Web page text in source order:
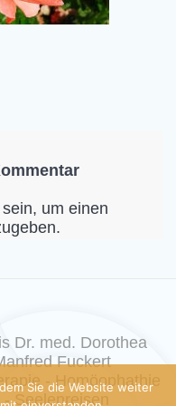
um einen
Dr. med. Dorothea
Fuckert
- Homöophathie
Seelenreisen
Sie die Website weiter